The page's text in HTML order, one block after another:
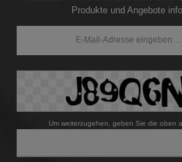
Produkte und Angebote
Mail-
Um weiterzugehen, geben Sie die oben